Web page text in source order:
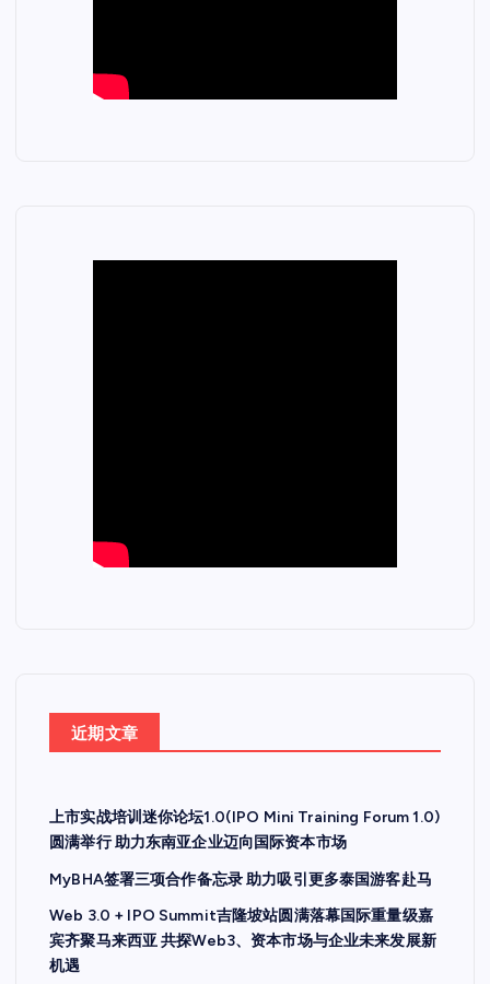
近期文章
上市实战培训迷你论坛1.0(IPO Mini Training Forum 1.0)
圆满举行 助力东南亚企业迈向国际资本市场
MyBHA签署三项合作备忘录 助力吸引更多泰国游客赴马
Web 3.0 + IPO Summit吉隆坡站圆满落幕国际重量级嘉
宾齐聚马来西亚 共探Web3、资本市场与企业未来发展新
机遇